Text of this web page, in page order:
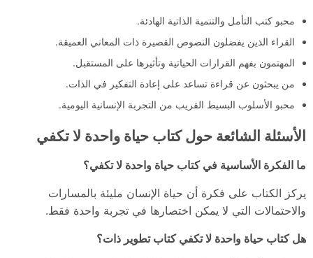
محبو كتب التأمل والتنمية الذاتية الهادئة.
القراء الذين يفضلون النصوص القصيرة ذات المعاني العميقة.
المهتمون بفهم القرارات الحياتية وتأثيرها على المستقبل.
من يبحثون عن قراءة تساعد على إعادة التفكير في الذات.
محبو الأسلوب البسيط القريب من التجربة الإنسانية اليومية.
الأسئلة الشائعة حول كتاب حياة واحدة لا تكفي
ما الفكرة الأساسية في كتاب حياة واحدة لا تكفي؟
يركز الكتاب على فكرة أن حياة الإنسان مليئة بالمسارات
والاحتمالات التي لا يمكن اختصارها في تجربة واحدة فقط.
هل كتاب حياة واحدة لا تكفي كتاب تطوير ذات؟